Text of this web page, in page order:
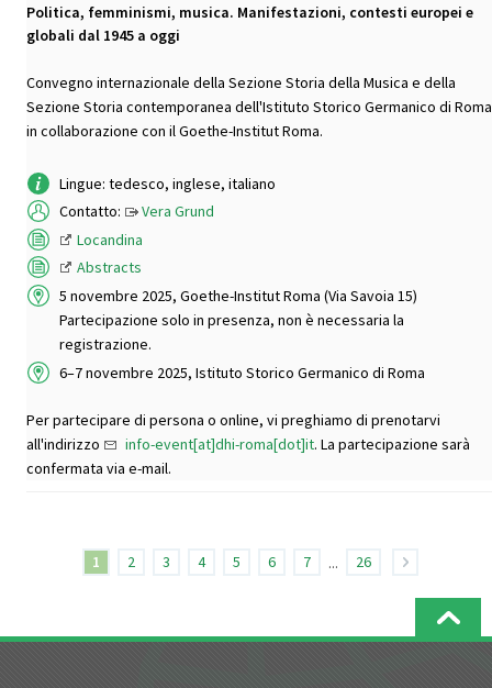
Politica, femminismi, musica. Manifestazioni, contesti europei e
globali dal 1945 a oggi
Convegno internazionale della Sezione Storia della Musica e della
Sezione Storia contemporanea dell'Istituto Storico Germanico di Roma
in collaborazione con il Goethe-Institut Roma.
Lingue: tedesco, inglese, italiano
Contatto:
Vera Grund
Locandina
Abstracts
5 novembre 2025, Goethe-Institut Roma (Via Savoia 15)
Partecipazione solo in presenza, non è necessaria la
registrazione.
6–7 novembre 2025, Istituto Storico Germanico di Roma
Per partecipare di persona o online, vi preghiamo di prenotarvi
all'indirizzo
info-event[at]dhi-roma[dot]it. La partecipazione sarà
confermata via e-mail.
1 2 3 4 5 6 7 ... 26